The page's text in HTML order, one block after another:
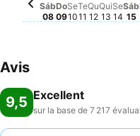
Sáb
08
Do
09
Se
10
Te
11
Qu
12
Qui
13
Se
14
Sáb
15
Avis
9,5 Excellent
sur la base de 7 217